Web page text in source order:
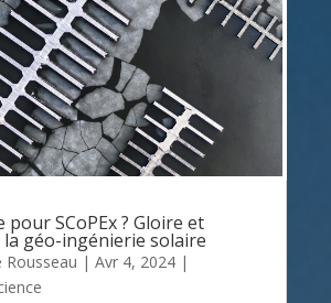
pour SCoPEx ? Gloire et
géo-ingénierie solaire
Rousseau | Avr 4, 2024 |